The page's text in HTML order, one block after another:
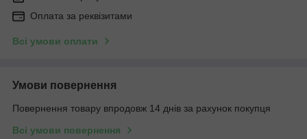
Оплата за реквізитами
Всі умови оплати
Умови повернення
Повернення товару впродовж 14 днів за рахунок покупця
Всі умови повернення